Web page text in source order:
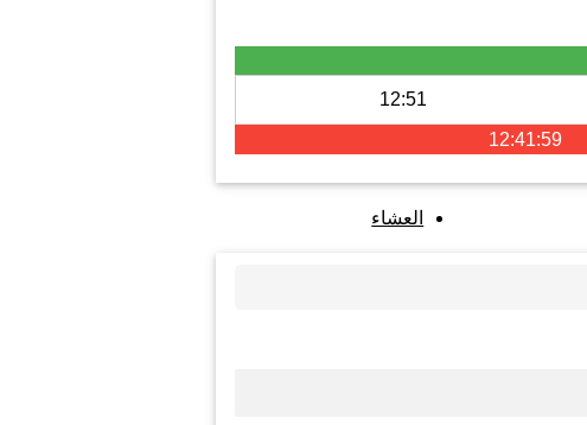
12:51
12:41:58
العشاء